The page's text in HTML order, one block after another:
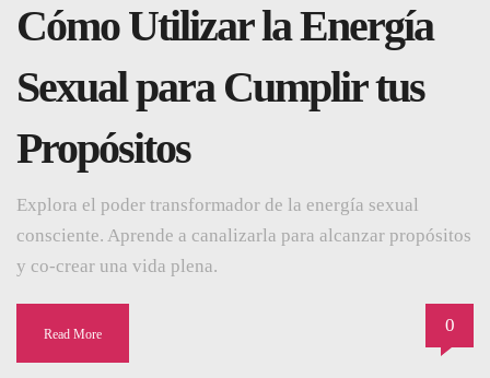
Cómo Utilizar la Energía
Sexual para Cumplir tus
Propósitos
Explora el poder transformador de la energía sexual
consciente. Aprende a canalizarla para alcanzar propósitos
y co-crear una vida plena.
Read More 0